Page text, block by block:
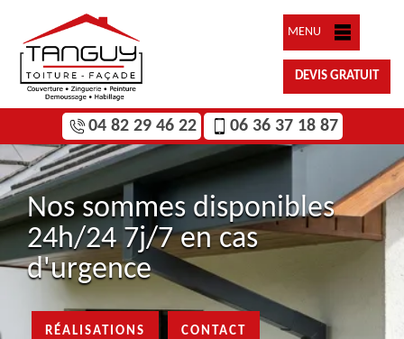
MENU
DEVIS GRATUIT
04 82 29 46 22 06 36 37 18 87
Nos sommes disponibles
24h/24 7j/7 en cas
d'urgence
RÉALISATIONS CONTACT